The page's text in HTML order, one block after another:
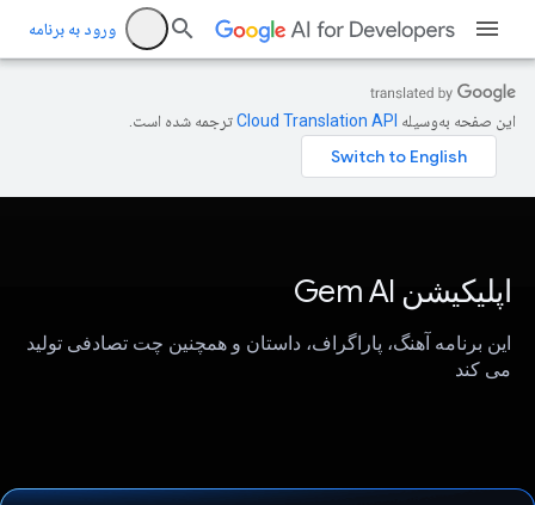
ورود به برنامه
این صفحه به‌وسیله ترجمه شده است.
اپلیکیشن Gem AI
این برنامه آهنگ، پاراگراف، داستان و همچنین چت تصادفی تولید
می کند